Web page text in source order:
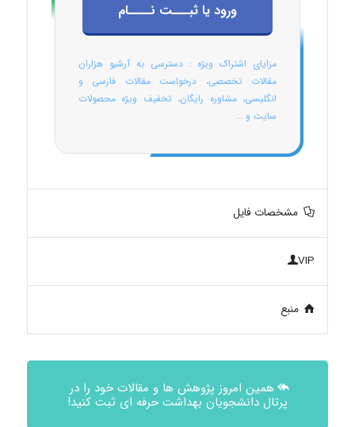
ورود یا ثبـــت نــــام
مزایای اشتراک ویژه : دسترسی به آرشیو هزاران
مقالات تخصصی، درخواست مقالات فارسی و
انگلیسی، مشاوره رایگان، تخفیف ویژه محصولات
سایت و ...
مشخصات فایل
VIP
منبع
همین امروز پژوهش ها و مقالات خود را در
پرتال دانشجویان بهداشت حرفه ای ثبت کنید!